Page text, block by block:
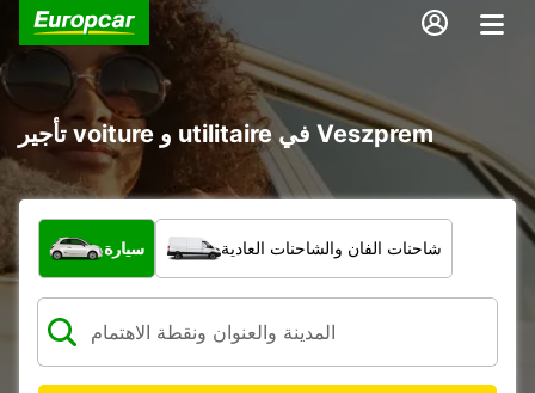
تأجير voiture و utilitaire في Veszprem
ما نوع المركبة؟
سيارة شاحنات الفان والشاحنات العادية